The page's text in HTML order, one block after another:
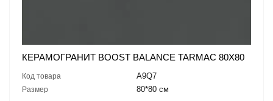
КЕРАМОГРАНИТ BOOST BALANCE TARMAC 80X80
Код товара A9Q7
Размер 80*80 см